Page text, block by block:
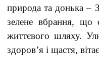
природа та донька –
зелене вбрання, що
життєвого шляху.
здоров’я і щастя,